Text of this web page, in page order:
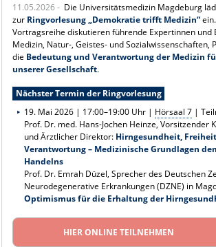
ÜBER UNS
INTERNATIONAL
INTRANET
11.05.2026 - Die Universitätsmedizin Magdeburg
zur Ringvorlesung „Demokratie trifft Medizin“
Vortragsreihe diskutieren führende Expertinnen und
Medizin, Natur-, Geistes- und Sozialwissenschaften,
die Bedeutung und Verantwortung der Medizin
unserer Gesellschaft.
Nächster Termin der Ringvorlesung
19. Mai 2026 | 17:00–19:00 Uhr | Hörsaal 7 |
Prof. Dr. med. Hans-Jochen Heinze, Vorsitzender
und Ärztlicher Direktor: Hirngesundheit,
Verantwortung – Medizinische Grundlagen
Handelns
Prof. Dr. Emrah Düzel, Sprecher des Deutschen
Neurodegenerative Erkrankungen (DZNE) in
Optimismus für die Erhaltung der
HIER ONLINE TEILNEHMEN